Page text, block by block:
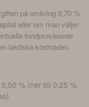
på omkring 0,70 %
eller om man väljer
fondprovisioner
faktiska kostnaden.
% (ner till 0,25 %